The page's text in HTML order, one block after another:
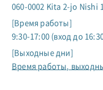
060-0002 Kita 2-jo Nishi
[Время работы]
9:30-17:00 (вход до
[Выходные дни]
Время работы,